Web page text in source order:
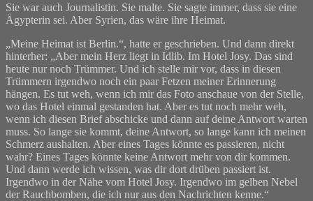
Sie war auch Journalistin. Sie malte. Sie sagte immer, dass sie eine
Ägypterin sei. Aber Syrien, das wäre ihre Heimat.
„Meine Heimat ist Berlin.“, hatte er geschrieben. Und dann direkt
hinterher: „Aber mein Herz liegt in Idlib. Im Hotel Josy. Das sind
heute nur noch Trümmer. Und ich stelle mir vor, dass in diesen
Trümmern irgendwo noch ein paar Fetzen meiner Erinnerung
hängen. Es tut weh, wenn ich mir das Foto anschaue von der Stelle,
wo das Hotel einmal gestanden hat. Aber es tut noch mehr weh,
wenn ich diesen Brief abschicke und dann auf deine Antwort warten
muss. So lange sie kommt, deine Antwort, so lange kann ich meinen
Schmerz aushalten. Aber eines Tages könnte es passieren, nicht
wahr? Eines Tages könnte keine Antwort mehr von dir kommen.
Und dann werde ich wissen, was dir dort drüben passiert ist.
Irgendwo in der Nähe vom Hotel Josy. Irgendwo im gelben Nebel
der Rauchbomben, die ich nur aus den Nachrichten kenne.“